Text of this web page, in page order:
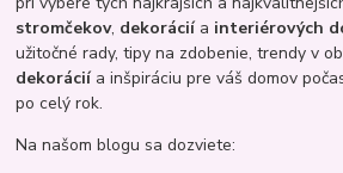
stromčekov, dekoráciía interiérových
užitočné rady, tipy na zdobenie, trendy v
dekoráciía inšpiráciu pre váš domov
po celý rok.
Na našom blogu sa dozviete: